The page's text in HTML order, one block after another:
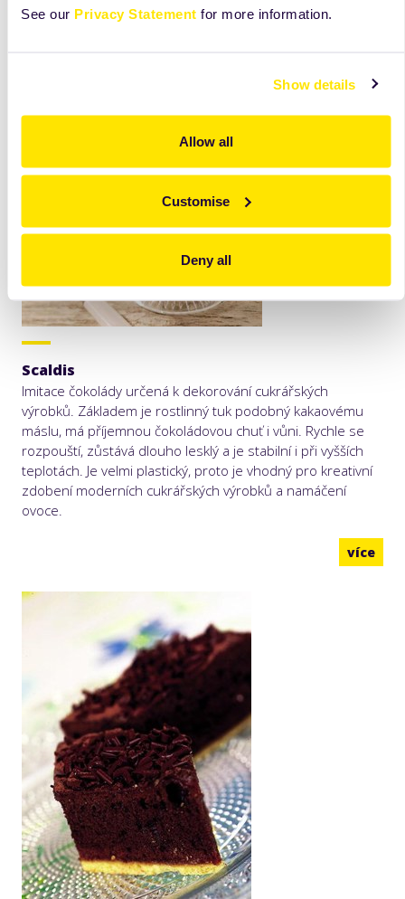
See our Privacy Statement for more information.
Show details
Allow all
Customise
Deny all
Scaldis
Imitace čokolády určená k dekorování cukrářských
výrobků. Základem je rostlinný tuk podobný kakaovému
máslu, má příjemnou čokoládovou chuť i vůni. Rychle se
rozpouští, zůstává dlouho lesklý a je stabilní i při vyšších
teplotách. Je velmi plastický, proto je vhodný pro kreativní
zdobení moderních cukrářských výrobků a namáčení
ovoce.
více